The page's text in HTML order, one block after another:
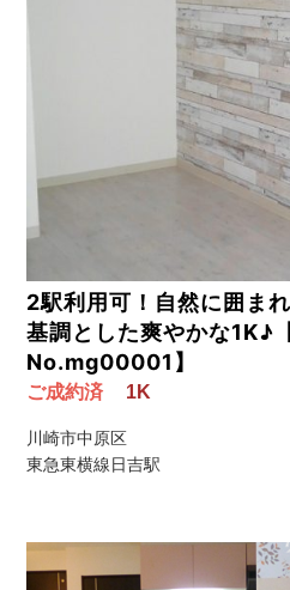
2駅利用可！自然に囲ま
基調とした爽やかな1K♪
No.mg00001】
ご成約済 1K
川崎市中原区
東急東横線日吉駅